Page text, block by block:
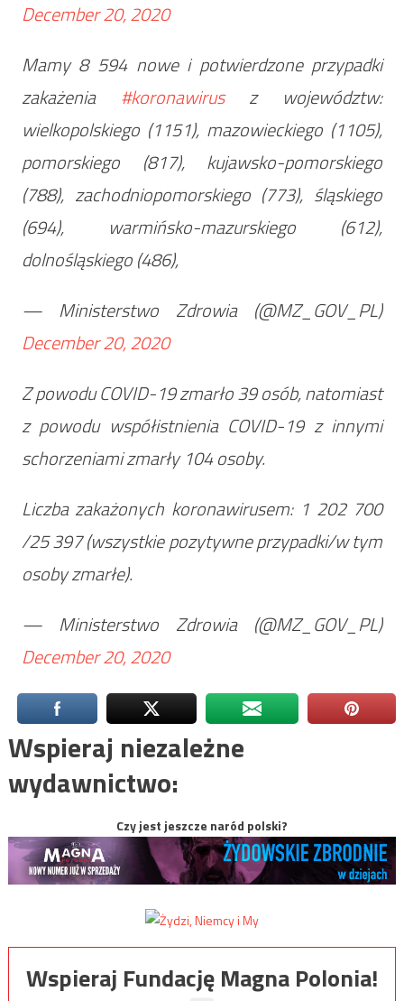
December 20, 2020
Mamy 8 594 nowe i potwierdzone przypadki
zakażenia #koronawirusz województw:
wielkopolskiego (1151), mazowieckiego (1105),
pomorskiego (817), kujawsko-pomorskiego
(788), zachodniopomorskiego (773), śląskiego
(694), warmińsko-mazurskiego (612),
dolnośląskiego (486),
— Ministerstwo Zdrowia (@MZ_GOV_PL)
December 20, 2020
Z powodu COVID-19 zmarło 39 osób, natomiast
z powodu współistnienia COVID-19 z innymi
schorzeniami zmarły 104 osoby.
Liczba zakażonych koronawirusem: 1 202 700
/25 397 (wszystkie pozytywne przypadki/w tym
osoby zmarłe).
— Ministerstwo Zdrowia (@MZ_GOV_PL)
December 20, 2020
Wspieraj niezależne
wydawnictwo:
Czy jest jeszcze naród polski?
Wspieraj Fundację Magna Polonia!